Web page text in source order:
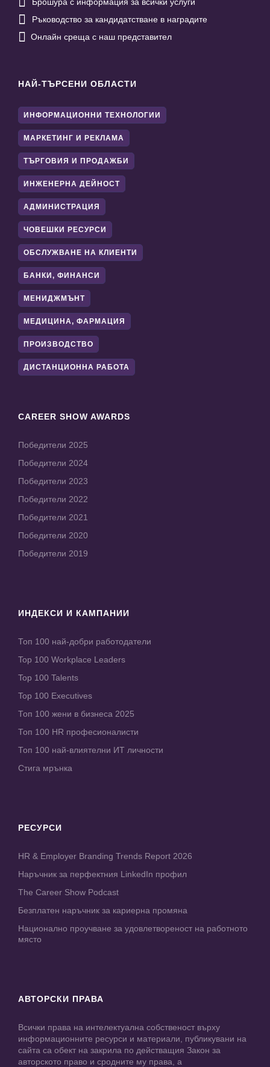
Брошура с информация за всички услуги
 Ръководство за кандидатстване в наградите
 Онлайн среща с наш представител
НАЙ-ТЪРСЕНИ ОБЛАСТИ
ИНФОРМАЦИОННИ ТЕХНОЛОГИИ
МАРКЕТИНГ И РЕКЛАМА
ТЪРГОВИЯ И ПРОДАЖБИ
ИНЖЕНЕРНА ДЕЙНОСТ
АДМИНИСТРАЦИЯ
ЧОВЕШКИ РЕСУРСИ
ОБСЛУЖВАНЕ НА КЛИЕНТИ
БАНКИ, ФИНАНСИ
МЕНИДЖМЪНТ
МЕДИЦИНА, ФАРМАЦИЯ
ПРОИЗВОДСТВО
ДИСТАНЦИОННА РАБОТА
CAREER SHOW AWARDS
Победители 2025
Победители 2024
Победители 2023
Победители 2022
Победители 2021
Победители 2020
Победители 2019
ИНДЕКСИ И КАМПАНИИ
Топ 100 най-добри работодатели
Top 100 Workplace Leaders
Top 100 Talents
Top 100 Executives
Топ 100 жени в бизнеса 2025
Топ 100 HR професионалисти
Топ 100 най-влиятелни ИТ личности
Стига мрънка
РЕСУРСИ
HR & Employer Branding Trends Report 2026
Наръчник за перфектния LinkedIn профил
The Career Show Podcast
Безплатен наръчник за кариерна промяна
Национално проучване за удовлетвореност на работното
място
АВТОРСКИ ПРАВА
Всички права на интелектуална собственост върху
информационните ресурси и материали, публикувани на
сайта са обект на закрила по действащия Закон за
авторското право и сродните му права, а